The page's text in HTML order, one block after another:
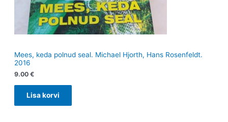
Mees, keda polnud seal. Michael Hjorth, Hans Rosenfeldt.
2016
9.00 €
Lisa korvi